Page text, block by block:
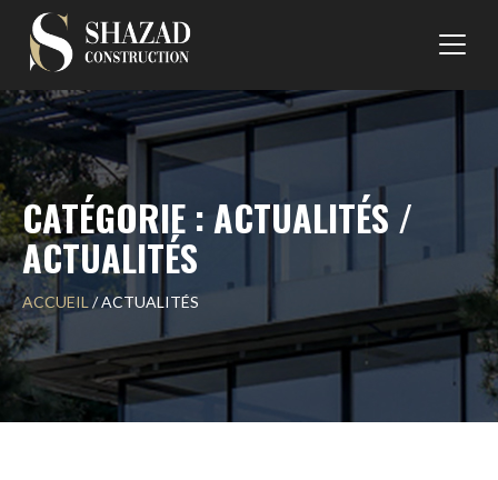
Skip
to
content
CATÉGORIE : ACTUALITÉS /
ACTUALITÉS
ACCUEIL /ACTUALITÉS